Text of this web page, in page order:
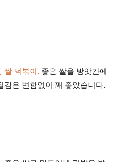
쌀 떡볶이. 좋은 쌀을 방앗간에
감은 변함없이 꽤 좋았습니다.